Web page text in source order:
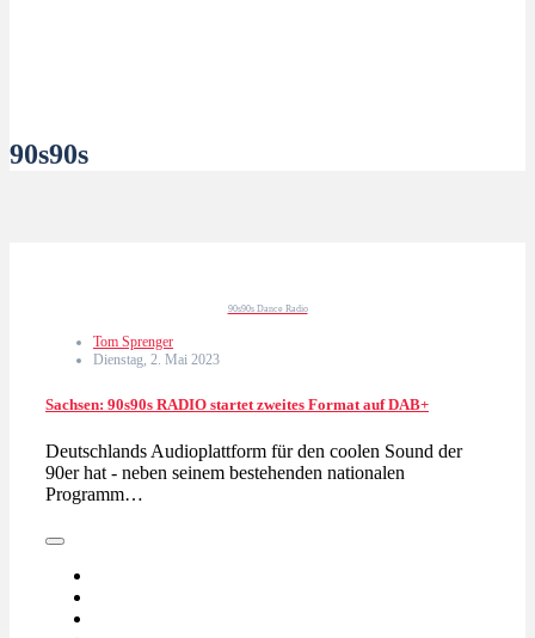
90s90s
90s90s Dance Radio
Tom Sprenger
Dienstag, 2. Mai 2023
Sachsen: 90s90s RADIO startet zweites Format auf DAB+
Deutschlands Audioplattform für den coolen Sound der
90er hat - neben seinem bestehenden nationalen
Programm…